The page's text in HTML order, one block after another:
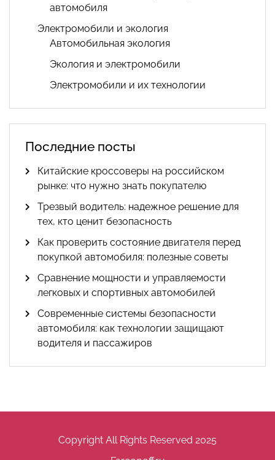
автомобиля
Электромобили и экология
Автомобильная экология
Экология и электромобили
Электромобили и их технологии
Последние посты
Китайские кроссоверы на российском
рынке: что нужно знать покупателю
Трезвый водитель: надежное решение для
тех, кто ценит безопасность
Как проверить состояние двигателя перед
покупкой автомобиля: полезные советы
Сравнение мощности и управляемости
легковых и спортивных автомобилей
Современные системы безопасности
автомобиля: как технологии защищают
водителя и пассажиров
Copyright All Rights Reserved 2025